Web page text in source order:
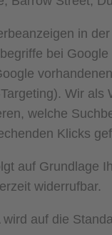
in
bei
Wir
welche
Klicks
auf Grundlage
widerrufbar.
auf die